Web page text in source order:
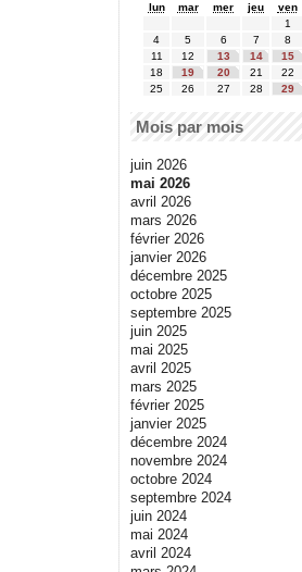
lun
mar mer jeu ven
1
4
5 6 7 8
11
12 13 14 15
18
19 20 21 22
25
26 27 28 29
Mois par mois
juin 2026
mai 2026
avril 2026
mars 2026
février 2026
janvier 2026
décembre 2025
octobre 2025
septembre 2025
juin 2025
mai 2025
avril 2025
mars 2025
février 2025
janvier 2025
décembre 2024
novembre 2024
octobre 2024
septembre 2024
juin 2024
mai 2024
avril 2024